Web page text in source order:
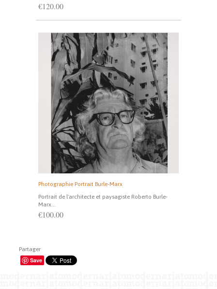
Partager
Save
€120.00
Photographie Portrait Burle-Marx
Portrait de l'architecte et paysagiste Roberto Burle-
Marx...
€100.00